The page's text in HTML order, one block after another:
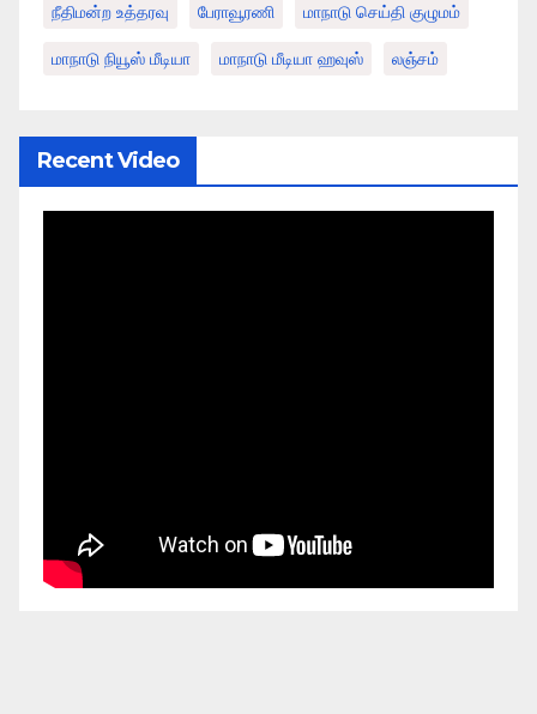
நீதிமன்ற உத்தரவு பேராவூரணி மாநாடு செய்தி குழுமம்
மாநாடு நியூஸ் மீடியா மாநாடு மீடியா ஹவுஸ் லஞ்சம்
Recent Video